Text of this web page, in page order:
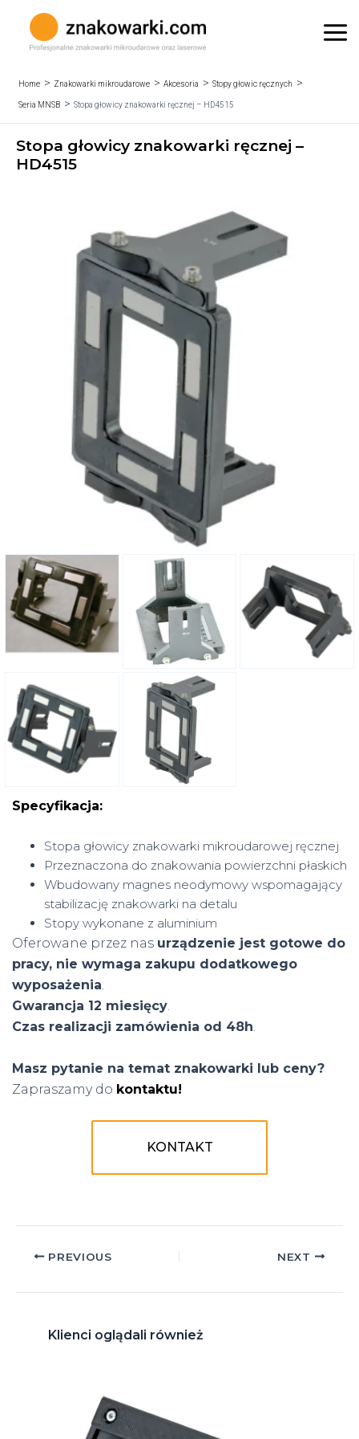
content
Home Znakowarki mikroudarowe Akcesoria Stopy głowic ręcznych
Seria MNSB Stopa głowicy znakowarki ręcznej – HD4515
Stopa głowicy znakowarki ręcznej –
HD4515
Specyfikacja:
Stopa głowicy znakowarki mikroudarowej ręcznej
Przeznaczona do znakowania powierzchni płaskich
Wbudowany magnes neodymowy wspomagający
stabilizację znakowarki na detalu
Stopy wykonane z aluminium
Oferowane przez nas urządzenie jest gotowe do
pracy, nie wymaga zakupu dodatkowego
wyposażenia.
Gwarancja 12 miesięcy.
Czas realizacji zamówienia od 48h.
Masz pytanie na temat znakowarki lub ceny?
Zapraszamy do kontaktu!
KONTAKT
PostPREVIOUS NEXT
Klienci oglądali również